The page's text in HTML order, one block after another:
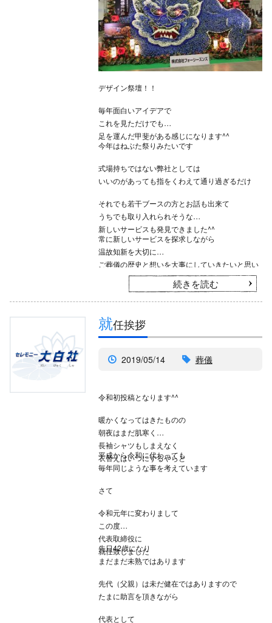
デザイン祭壇！！
毎年面白いアイデアで
これを見ただけでも
足を運んだ甲斐がある感じになります^^
今年はねぶた祭りみたいです
式場持ちではない弊社としては
いいのがあっても指をくわえて通り過ぎるだけ
それでも若干ブースの方とお話も出来て
うちでも取り入れられそうな
新しいサービスも発見できました^^
常に新しいサービスを探求しながら
温故知新を大切に
ご葬儀の歴史と想いを大事にしていきたいと思い
続きを読む
就任挨拶
2019/05/14 葬儀
令和初投稿となります^^
暖かくなってはきたものの
朝夜はまだ肌寒く
長袖シャツもしまえなく
衣替えはいつにするやらと
平成から令和に代わっても
毎年同じような事を考えています
さて
令和元年に変わりまして
この度
代表取締役に
就任致しました
先日42歳になり
まだまだ未熟ではあります
先代（父親）は未だ健在ではありますので
たまに助言を頂きながら
代表として